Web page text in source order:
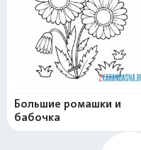
Большие ромашки и
бабочка